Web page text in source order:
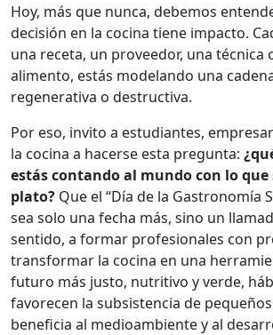
Hoy, más que nunca, debemos
decisión en la cocina tiene impacto.
una receta, un proveedor, una técnica
alimento, estás modelando una
regenerativa o destructiva.
Por eso, invito a estudiantes,
la cocina a hacerse esta pregunta:
estás contando al mundo con lo que
plato? Que el “Día de la Gastronomía
sea solo una fecha más, sino un
sentido, a formar profesionales con
transformar la cocina en una
futuro más justo, nutritivo y verde,
favorecen la subsistencia de
beneficia al medioambiente y al